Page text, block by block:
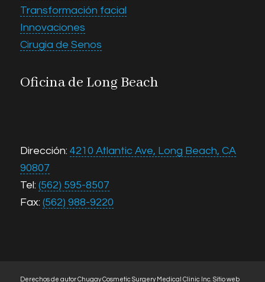
Transformación facial
Innovaciones
Cirugia de Senos
Oficina de Long Beach
Dirección: 4210 Atlantic Ave, Long Beach, CA
90807
Tel: (562) 595-8507
Fax: (562) 988-9220
Derechos de autor Chugay Cosmetic Surgery Medical Clinic Inc. Sitio web